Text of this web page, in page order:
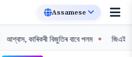
কাৰিকৰী বিজুতিৰ বাবে পলম জিএইচএডচি